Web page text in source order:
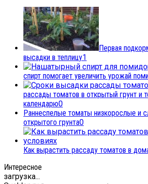
Первая
высадки в теплицу1
спирт помогает увеличить урожай
рассады томатов в открытый грунт и
календарю0
Раннеспелые томаты низкорослые и
открытого грунта0
Как вырастить рассаду томатов в
Интересное
загрузка...